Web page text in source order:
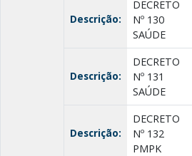
Descrição:
DECRETO
Nº 130
SAÚDE
Descrição:
DECRETO
Nº 131
SAÚDE
Descrição:
DECRETO
Nº 132
PMPK